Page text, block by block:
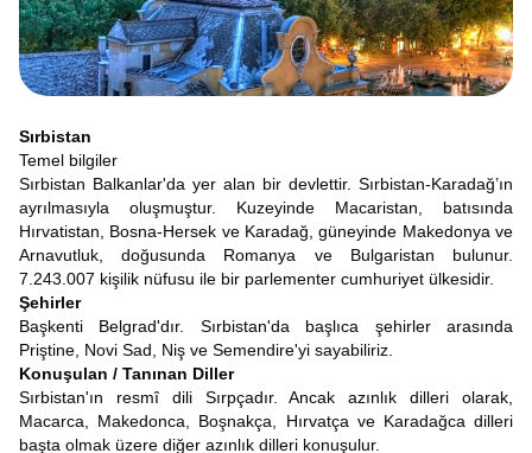
Sırbistan
Temel bilgiler
Sırbistan Balkanlar'da yer alan bir devlettir. Sırbistan-Karadağ’ın
ayrılmasıyla oluşmuştur. Kuzeyinde Macaristan, batısında
Hırvatistan, Bosna-Hersek ve Karadağ, güneyinde Makedonya ve
Arnavutluk, doğusunda Romanya ve Bulgaristan bulunur.
7.243.007 kişilik nüfusu ile bir parlementer cumhuriyet ülkesidir.
Şehirler
Başkenti Belgrad'dır. Sırbistan'da başlıca şehirler arasında
Priştine, Novi Sad, Niş ve Semendire'yi sayabiliriz.
Konuşulan / Tanınan Diller
Sırbistan'ın resmî dili Sırpçadır. Ancak azınlık dilleri olarak,
Macarca, Makedonca, Boşnakça, Hırvatça ve Karadağca dilleri
başta olmak üzere diğer azınlık dilleri konuşulur.